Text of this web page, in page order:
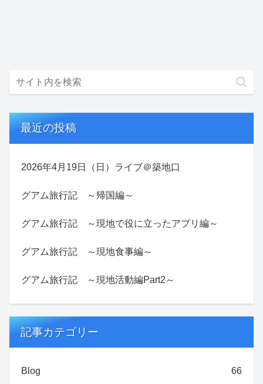
最近の投稿
2026年4月19日（日）ライブ＠築地口
グアム旅行記 ～帰国編～
グアム旅行記 ～現地で役に立ったアプリ編～
グアム旅行記 ～現地食事編～
グアム旅行記 ～現地活動編Part2～
記事カテゴリー
Blog 66